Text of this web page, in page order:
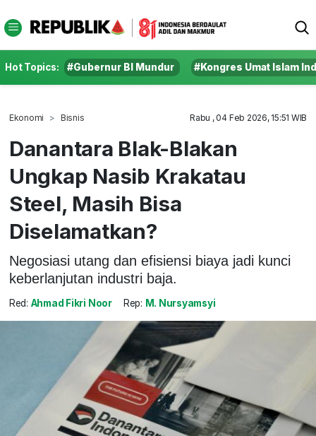
Hot Topics: #Gubernur BI Mundur #Kongres Umat Islam
Ekonomi Bisnis Rabu , 04 Feb 2026, 15:51 WIB
Danantara Blak-Blakan
Ungkap Nasib Krakatau
Steel, Masih Bisa
Diselamatkan?
Negosiasi utang dan efisiensi biaya jadi kunci
keberlanjutan industri baja.
Red: Ahmad Fikri Noor Rep: M. Nursyamsyi